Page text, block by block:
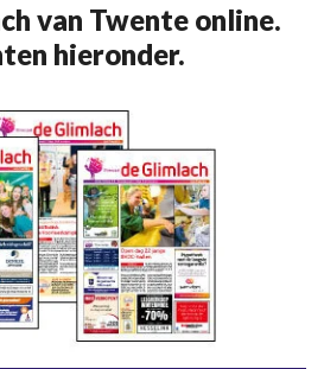
van Twente online.
hieronder.